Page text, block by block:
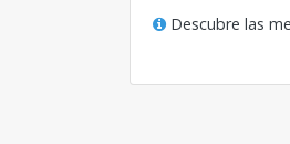
Descubre las